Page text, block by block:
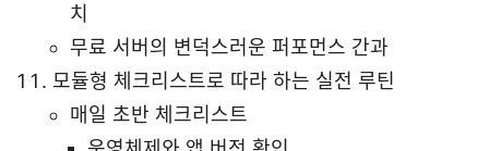
치
무료 서버의 변덕스러운 퍼포먼스 간과
모듈형 체크리스트로 따라 하는 실전 루틴
매일 초반 체크리스트